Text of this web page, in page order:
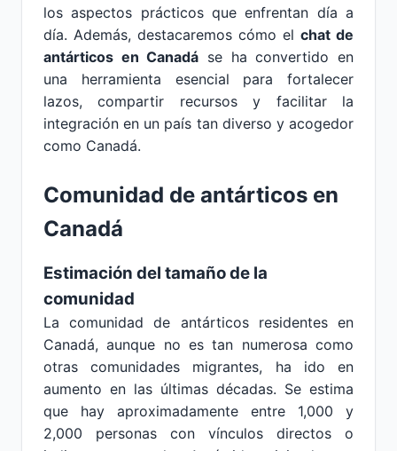
los aspectos prácticos que enfrentan día a
día. Además, destacaremos cómo el chat de
antárticos en Canadá se ha convertido en
una herramienta esencial para fortalecer
lazos, compartir recursos y facilitar la
integración en un país tan diverso y acogedor
como Canadá.
Comunidad de antárticos en
Canadá
Estimación del tamaño de la
comunidad
La comunidad de antárticos residentes en
Canadá, aunque no es tan numerosa como
otras comunidades migrantes, ha ido en
aumento en las últimas décadas. Se estima
que hay aproximadamente entre 1,000 y
2,000 personas con vínculos directos o